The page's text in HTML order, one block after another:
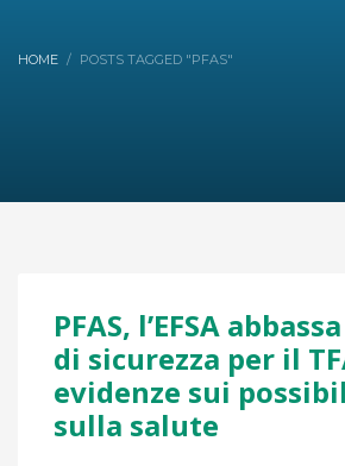
HOME POSTS TAGGED "PFAS"
PFAS, l’EFSA
di sicurezza per il
evidenze sui
sulla salute